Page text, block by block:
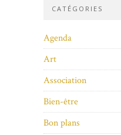
CATÉGORIES
Agenda
Art
Association
Bien-être
Bon plans